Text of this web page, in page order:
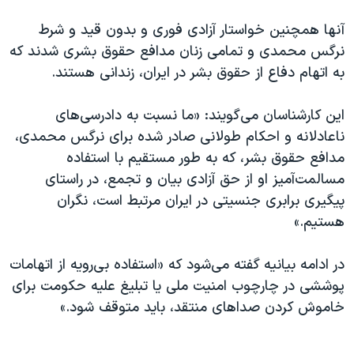
اعتراضات مردمی آبان ۹۸
اسرائیل در جنگ
همایش محافظه‌کاران آمریکا «سی‌پک»
صفحه‌های ویژه
سفر پرزیدنت ترامپ به چین
آنها همچنین خواستار آزادی فوری و بدون قید و شرط
نرگس محمدی و‌ تمامی زنان مدافع حقوق بشری شدند که
به اتهام دفاع از حقوق بشر در ایران، زندانی هستند.
این کارشناسان می‌گویند: «ما نسبت به دادرسی‌های
ناعادلانه و احکام طولانی صادر شده برای نرگس محمدی،
مدافع حقوق بشر، که به طور مستقیم با استفاده
مسالمت‌آمیز او از حق آزادی بیان و تجمع، در راستای
پیگیری برابری جنسیتی در ایران مرتبط است، نگران
هستیم.»
در ادامه بیانیه گفته می‌شود که «استفاده بی‌رویه از اتهامات
پوششی در چارچوب امنیت ملی یا تبلیغ علیه حکومت برای
خاموش کردن صداهای منتقد، باید متوقف شود.»